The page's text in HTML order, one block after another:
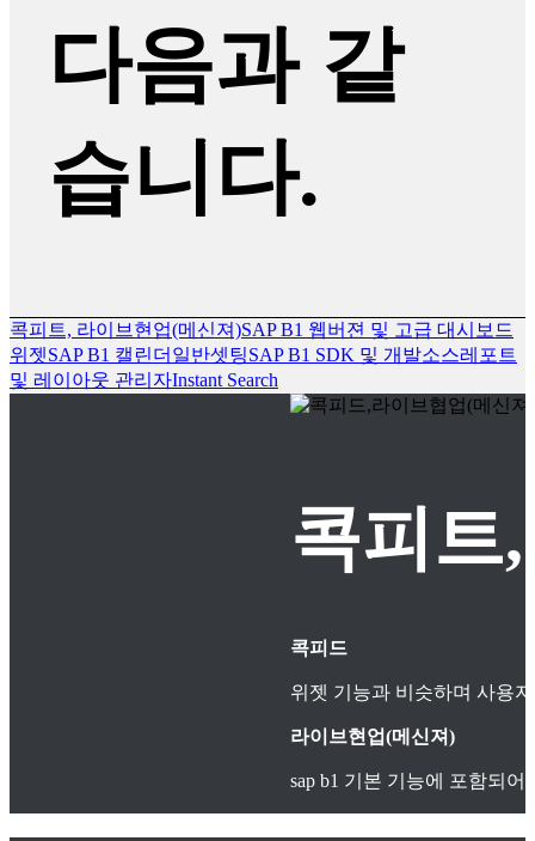
다음과 같
습니다.
콕피트, 라이브현업(메신져)SAP B1 웹버젼 및 고급 대시보드
위젯SAP B1 캘린더 일반셋팅SAP B1 SDK 및 개발소스레포트
및 레이아웃 관리자Instant Search
콕피트
콕피드
위젯 기능과 비슷하며 사용
라이브현업(메신져)
sap b1 기본 기능에 포함되